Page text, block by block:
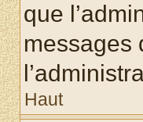
que
messages
Haut